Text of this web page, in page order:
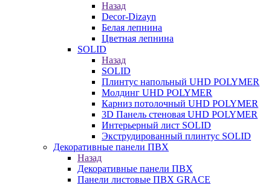
Назад
Decor-Dizayn
Белая лепнина
Цветная лепнина
SOLID
Назад
SOLID
Плинтус напольный UHD POLYMER
Молдинг UHD POLYMER
Карниз потолочный UHD POLYMER
3D Панель стеновая UHD POLYMER
Интерьерный лист SOLID
Экструдированный плинтус SOLID
Декоративные панели ПВХ
Назад
Декоративные панели ПВХ
Панели листовые ПВХ GRACE